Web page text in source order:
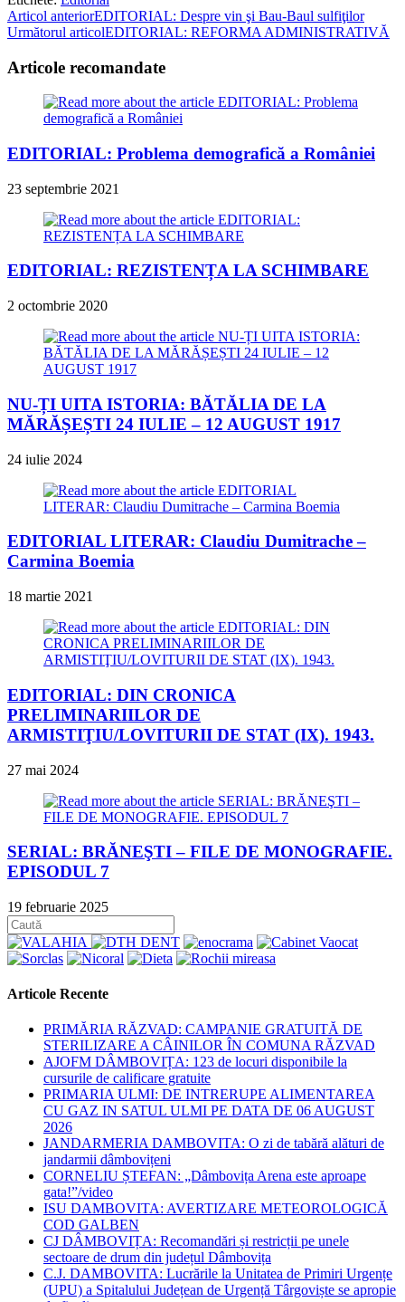
Read
more
articles
Articol anteriorEDITORIAL: Despre vin şi Bau-Baul sulfiţilor
Următorul articolEDITORIAL: REFORMA ADMINISTRATIVĂ
Articole recomandate
EDITORIAL: Problema demografică a României
23 septembrie 2021
EDITORIAL: REZISTENȚA LA SCHIMBARE
2 octombrie 2020
NU-ȚI UITA ISTORIA: BĂTĂLIA DE LA
MĂRĂȘEȘTI 24 IULIE – 12 AUGUST 1917
24 iulie 2024
EDITORIAL LITERAR: Claudiu Dumitrache –
Carmina Boemia
18 martie 2021
EDITORIAL: DIN CRONICA
PRELIMINARIILOR DE
ARMISTIŢIU/LOVITURII DE STAT (IX). 1943.
27 mai 2024
SERIAL: BRĂNEŞTI – FILE DE MONOGRAFIE.
EPISODUL 7
19 februarie 2025
Articole Recente
PRIMĂRIA RĂZVAD: CAMPANIE GRATUITĂ DE
STERILIZARE A CÂINILOR ÎN COMUNA RĂZVAD
AJOFM DÂMBOVIȚA: 123 de locuri disponibile la
cursurile de calificare gratuite
PRIMARIA ULMI: DE INTRERUPE ALIMENTAREA
CU GAZ IN SATUL ULMI PE DATA DE 06 AUGUST
2026
JANDARMERIA DAMBOVITA: O zi de tabără alături de
jandarmii dâmbovițeni
CORNELIU ȘTEFAN: „Dâmbovița Arena este aproape
gata!”/video
ISU DAMBOVITA: AVERTIZARE METEOROLOGICĂ
COD GALBEN
CJ DÂMBOVIȚA: Recomandări și restricții pe unele
sectoare de drum din județul Dâmbovița
C.J. DAMBOVITA: Lucrările la Unitatea de Primiri Urgențe
(UPU) a Spitalului Județean de Urgență Târgoviște se apropie